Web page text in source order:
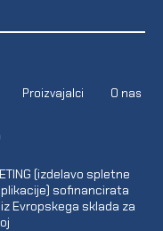
Proizvajalci O nas
(izdelavo spletne
sofinancirata
Evropskega sklada za